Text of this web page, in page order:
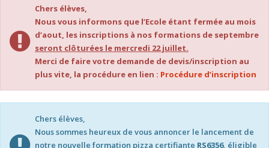
Chers élèves,
Nous vous informons que l’Ecole étant fermée au mois
d’aout, les inscriptions à nos formations de septembre
seront clôturées le mercredi 22 juillet.
Merci de faire votre demande de devis/inscription au
plus vite, la procédure en lien : Procédure d’inscription
Chers élèves,
Nous sommes heureux de vous annoncer le lancement de
notre nouvelle formation pizza certifiante RS6356, éligible